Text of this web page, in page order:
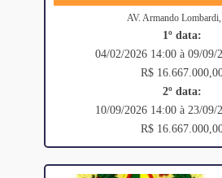
AV. Armando
1º data:
04/02/2026 14:00 à 09/09/
R$
2º data:
10/09/2026 14:00 à 23/09/
R$